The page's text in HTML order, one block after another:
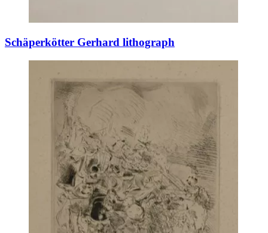
Schäperkötter Gerhard lithograph